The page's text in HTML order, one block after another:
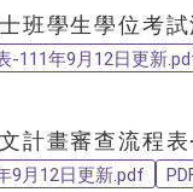
班學生學位考
-111年9月12日更新
計畫審查流程
9月12日更新.pdf